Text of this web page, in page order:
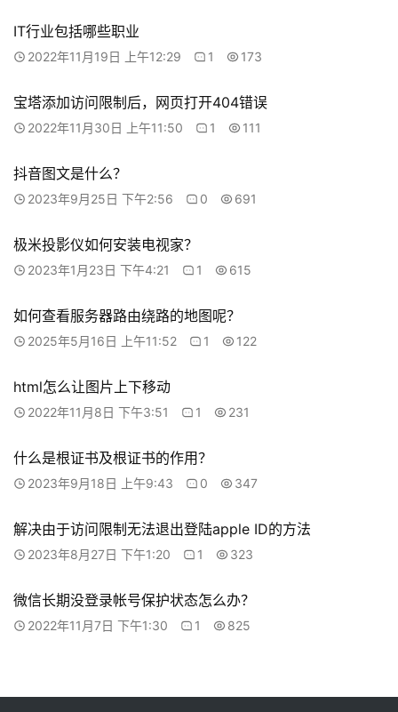
热
游
略
识
问
线
工
具
IT行业包括哪些职业
2022年11月19日 上午12:29 1 173
宝塔添加访问限制后，网页打开404错误
2022年11月30日 上午11:50 1 111
抖音图文是什么？
2023年9月25日 下午2:56 0 691
极米投影仪如何安装电视家？
2023年1月23日 下午4:21 1 615
如何查看服务器路由绕路的地图呢？
2025年5月16日 上午11:52 1 122
html怎么让图片上下移动
2022年11月8日 下午3:51 1 231
什么是根证书及根证书的作用？
2023年9月18日 上午9:43 0 347
解决由于访问限制无法退出登陆apple ID的方法
2023年8月27日 下午1:20 1 323
微信长期没登录帐号保护状态怎么办？
2022年11月7日 下午1:30 1 825